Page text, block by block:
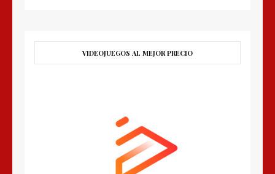
VIDEOJUEGOS AL MEJOR PRECIO